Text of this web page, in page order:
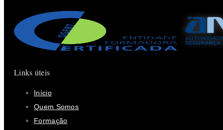
Links úteis
Início
Quem Somos
Formação